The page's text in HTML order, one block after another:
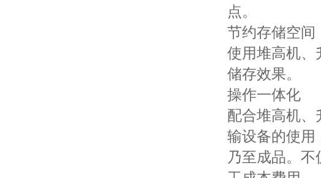
点。
节约存储空间
使用堆高机、
储存效果。
操作一体化
配合堆高机、
输设备的使用
乃至成品。